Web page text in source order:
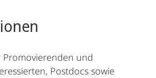
Promovierenden und
Postdocs sowie